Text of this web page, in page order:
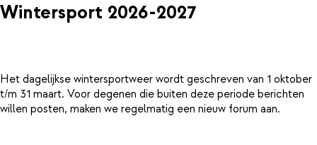
Wintersport 2026-2027
Het dagelijkse wintersportweer wordt geschreven van 1 oktober
t/m 31 maart. Voor degenen die buiten deze periode berichten
willen posten, maken we regelmatig een nieuw forum aan.